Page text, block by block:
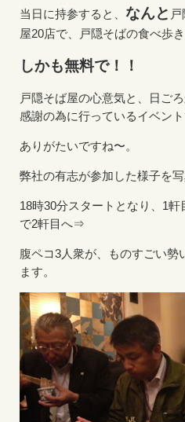
当日に持参すると、 なんと
屋20店で、戸隠そばの食べ歩
しかも無料で！！
戸隠そば屋の心意気と、日ご
感謝の為に行っているイベント
ありがたいですね〜。
弊社の有志が参加した様子を写
18時30分スタートとなり、1
で2軒目へ⇒
腹ペコ3人衆が、ものすごい勢
ます。